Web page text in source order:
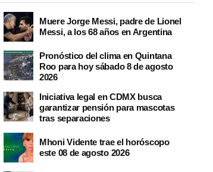
Muere Jorge Messi, padre de Lionel
Messi, a los 68 años en Argentina
Pronóstico del clima en Quintana
Roo para hoy sábado 8 de agosto
2026
Iniciativa legal en CDMX busca
garantizar pensión para mascotas
tras separaciones
Mhoni Vidente trae el horóscopo
este 08 de agosto 2026